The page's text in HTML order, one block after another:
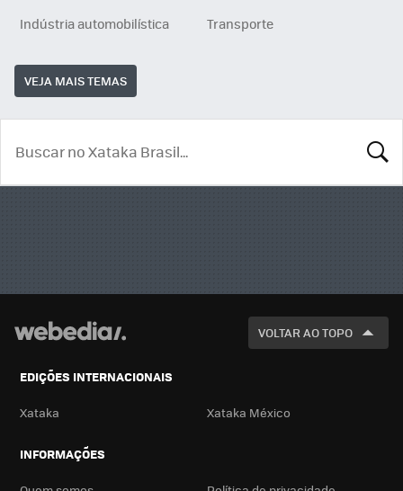
Indústria automobilística
Transporte
VEJA MAIS TEMAS
VOLTAR AO TOPO
EDIÇÕES INTERNACIONAIS
Xataka Xataka México
INFORMAÇÕES